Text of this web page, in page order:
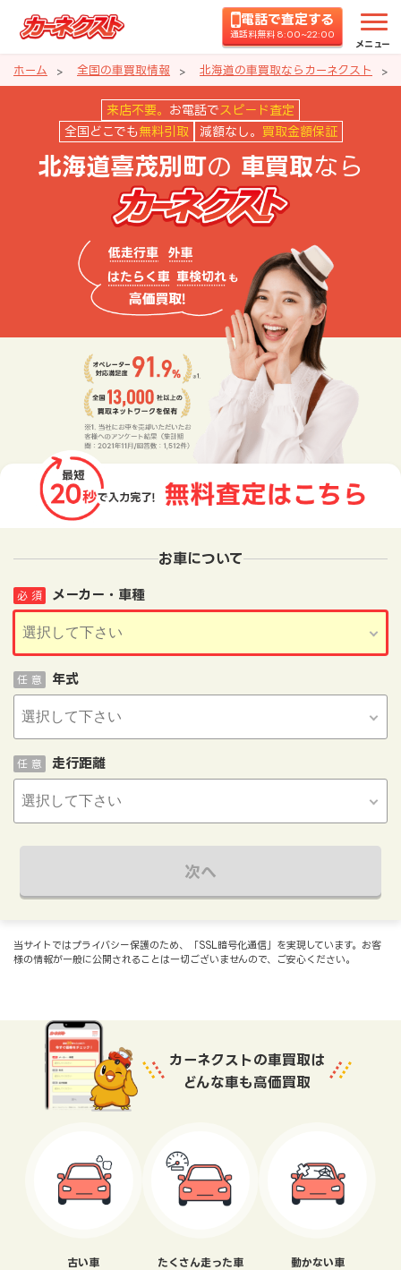
電話で査定する
通話料無料 8:00~22:00
メニュー
ホーム 全国の車買取情報 北海道の車買取ならカーネクスト
北海道喜茂別町の車買取ならカ
来店不要。 お電話で スピード査定
全国どこでも 無料引取 減額なし。 買取金額保証
北海道喜茂別町の 車買取なら
お車について
メーカー・車種
必 須
年式
任 意
走行距離
任 意
次へ
当サイトではプライバシー保護のため、「SSL暗号化通信」を実現しています。お客
様の情報が一般に公開されることは一切ございませんので、ご安心ください。
カーネクストの車買取は
どんな車も高価買取
古い車 たくさん走った車 動かない車